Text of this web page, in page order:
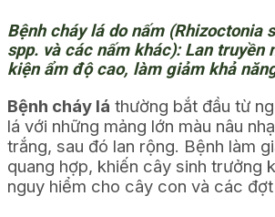
Bệnh cháy lá do nấm (Rhizoctonia
spp. và các nấm khác): Lan truyền
kiện ẩm độ cao, làm giảm khả
Bệnh cháy lá thường bắt đầu từ
lá với những mảng lớn màu nâu
trắng, sau đó lan rộng. Bệnh làm
quang hợp, khiến cây sinh trưởng
nguy hiểm cho cây con và các đợt